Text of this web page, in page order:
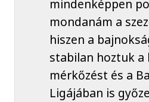
mindenképpen
mondanám a
hiszen a
stabilan hoztuk a
mérkőzést és a
Ligájában is